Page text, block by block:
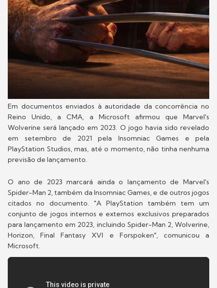
Em documentos enviados à autoridade da concorrência no
Reino Unido, a CMA, a Microsoft afirmou que Marvel's
Wolverine será lançado em 2023. O jogo havia sido revelado
em setembro de 2021 pela Insomniac Games e pela
PlayStation Studios, mas, até o momento, não tinha nenhuma
previsão de lançamento.
O ano de 2023 marcará ainda o lançamento de Marvel's
Spider-Man 2, também da Insomniac Games, e de outros jogos
citados no documento. "A PlayStation também tem um
conjunto de jogos internos e externos exclusivos preparados
para lançamento em 2023, incluindo Spider-Man 2, Wolverine,
Horizon, Final Fantasy XVI e Forspoken", comunicou a
Microsoft.